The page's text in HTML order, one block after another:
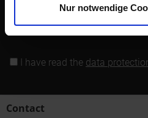
Nur notwendige
I have read the data
Contact